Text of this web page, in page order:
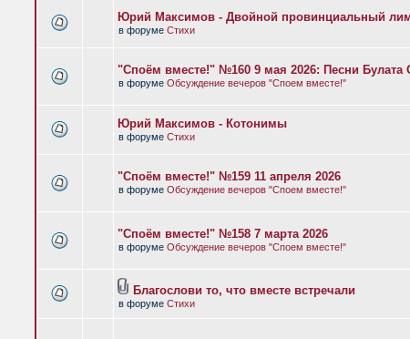
Юрий Максимов - Двойной провинциальный
в форуме Стихи
"Споём вместе!" №160 9 мая 2026: Песни Булата
в форуме Обсуждение вечеров "Споем вместе!"
Юрий Максимов - Котонимы
в форуме Стихи
"Споём вместе!" №159 11 апреля 2026
в форуме Обсуждение вечеров "Споем вместе!"
"Споём вместе!" №158 7 марта 2026
в форуме Обсуждение вечеров "Споем вместе!"
Благослови то, что вместе встречали
в форуме Стихи